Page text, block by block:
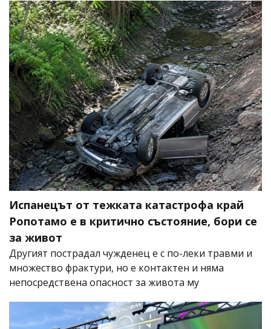
Испанецът от тежката катастрофа край
Ропотамо е в критично състояние, бори се
за живот
Другият пострадал чужденец е с по-леки травми и
множество фрактури, но е контактен и няма
непосредствена опасност за живота му